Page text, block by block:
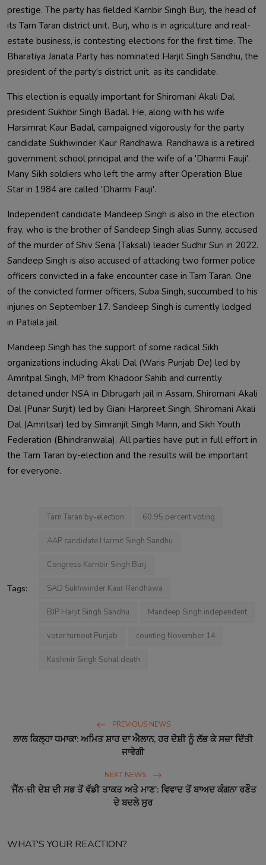
prestige. The party has fielded Karnbir Singh Burj, the head of
its Tarn Taran district unit. Burj, who is in agriculture and real-
estate business, is contesting elections for the first time. The
Bharatiya Janata Party has nominated Harjit Singh Sandhu, the
This election is equally important for Shiromani Akali Dal
president Sukhbir Singh Badal. He, along with his wife
Harsimrat Kaur Badal, campaigned vigorously for the party
candidate Sukhwinder Kaur Randhawa. Randhawa is a retired
government school principal and the wife of a 'Dharmi Fauji'.
Many Sikh soldiers who left the army after Operation Blue
Independent candidate Mandeep Singh is also in the election
fray, who is the brother of Sandeep Singh alias Sunny, accused
of the murder of Shiv Sena (Taksali) leader Sudhir Suri in 2022.
Sandeep Singh is also accused of attacking two former police
officers convicted in a fake encounter case in Tarn Taran. One
of the convicted former officers, Suba Singh, succumbed to his
injuries on September 17. Sandeep Singh is currently lodged
Mandeep Singh has the support of some radical Sikh
organizations including Akali Dal (Waris Punjab De) led by
Amritpal Singh, MP from Khadoor Sahib and currently
detained under NSA in Dibrugarh jail in Assam, Shiromani Akali
Dal (Punar Surjit) led by Giani Harpreet Singh, Shiromani Akali
Dal (Amritsar) led by Simranjit Singh Mann, and Sikh Youth
Federation (Bhindranwala). All parties have put in full effort in
the Tarn Taran by-election and the results will be important
for everyone.
Tags:
Tarn Taran by-election 60.95 percent voting
AAP candidate Harmit Singh Sandhu
Congress Karnbir Singh Burj
SAD Sukhwinder Kaur Randhawa
BJP Harjit Singh Sandhu Mandeep Singh independent
voter turnout Punjab counting November 14
Kashmir Singh Sohal death
PREVIOUS NEWS
ਲਾਲ ਕਿਲ੍ਹਾ ਧਮਾਕਾ: ਅਮਿਤ ਸ਼ਾਹ ਦਾ ਐਲਾਨ, ਹਰ ਦੋਸ਼ੀ ਨੂੰ ਲੱਭ ਕੇ ਸਜ਼ਾ ਦਿੱਤੀ
ਜਾਵੇਗੀ
NEXT NEWS
‘ਜੈੱਨ-ਜ਼ੀ ਦੇਸ਼ ਦੀ ਸਭ ਤੋਂ ਵੱਡੀ ਤਾਕਤ ਅਤੇ ਮਾਣ’: ਵਿਵਾਦ ਤੋਂ ਬਾਅਦ ਕੰਗਨਾ ਰਣੌਤ
ਦੇ ਬਦਲੇ ਸੁਰ
WHAT'S YOUR REACTION?